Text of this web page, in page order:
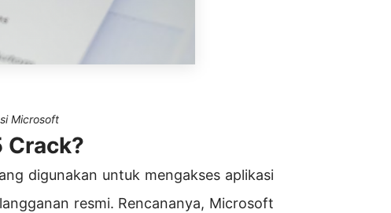
Microsoft
digunakan untuk mengakses aplikasi
resmi. Rencananya, Microsoft